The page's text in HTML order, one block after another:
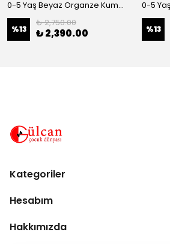
0-5 Yaş Beyaz Organze Kumaş Bel İnci Kemerli Midi Boy Arkası Lastikli Abiye
%13
₺ 2,750.00
₺ 2,390.00 %13
Kategoriler
Hesabım
Hakkımızda